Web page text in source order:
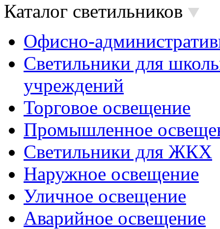
Каталог светильников
Офисно-
Светильники для
учреждений
Торговое освещение
Промышленное
Светильники для ЖКХ
Наружное освещение
Уличное освещение
Аварийное освещение